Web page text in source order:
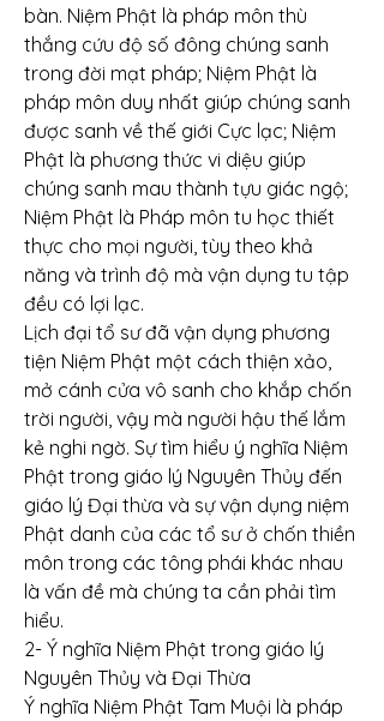
bàn. Niệm Phật là pháp môn thù
thắng cứu độ số đông chúng sanh
trong đời mạt pháp; Niệm Phật là
pháp môn duy nhất giúp chúng sanh
được sanh về thế giới Cực lạc; Niệm
Phật là phương thức vi diệu giúp
chúng sanh mau thành tựu giác ngộ;
Niệm Phật là Pháp môn tu học thiết
thực cho mọi người, tùy theo khả
năng và trình độ mà vận dụng tu tập
đều có lợi lạc.
Lịch đại tổ sư đã vận dụng phương
tiện Niệm Phật một cách thiện xảo,
mở cánh cửa vô sanh cho khắp chốn
trời người, vậy mà người hậu thế lắm
kẻ nghi ngờ. Sự tìm hiểu ý nghĩa Niệm
Phật trong giáo lý Nguyên Thủy đến
giáo lý Đại thừa và sự vận dụng niệm
Phật danh của các tổ sư ở chốn thiền
môn trong các tông phái khác nhau
là vấn đề mà chúng ta cần phải tìm
hiểu.
2- Ý nghĩa Niệm Phật trong giáo lý
Nguyên Thủy và Đại Thừa
Ý nghĩa Niệm Phật Tam Muội là pháp